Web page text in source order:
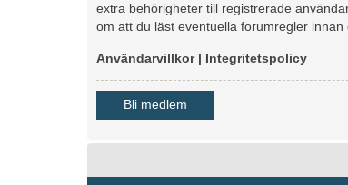
extra behörigheter till registrerade
om att du läst eventuella forumregler innan
Användarvillkor| Integritetspolicy
Bli medlem